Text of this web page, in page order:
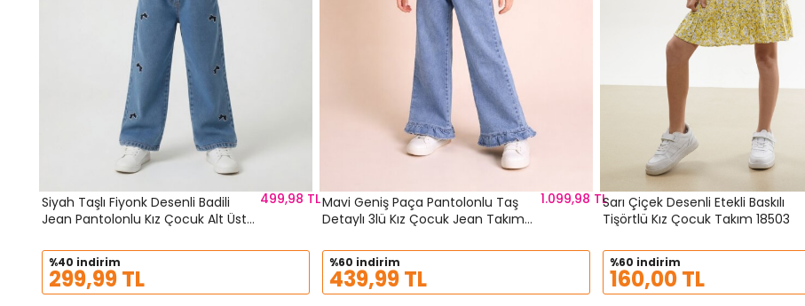
Siyah Taşlı Fiyonk Desenli Badili
Jean Pantolonlu Kız Çocuk Alt Üst
499,98 TL
%40 indirim
299,99 TL
Mavi Geniş Paça Pantolonlu Taş
Detaylı 3lü Kız Çocuk Jean Takım
1.099,98 TL
%60 indirim
439,99 TL
Sarı Çiçek Desenli Etekli Baskılı
Tişörtlü Kız Çocuk Takım 18503
%60 indirim
160,00 TL